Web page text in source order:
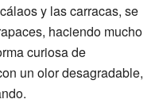
y las carracas, se
haciendo mucho
curiosa de
un olor desagradable,